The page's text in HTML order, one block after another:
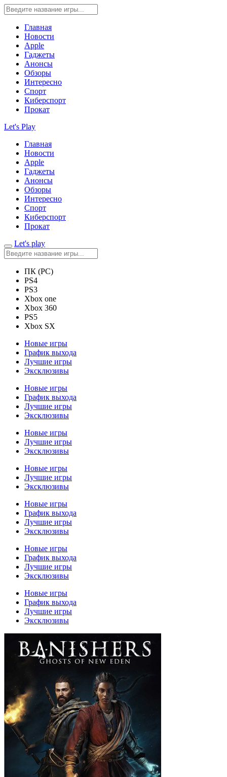
Главная
Новости
Apple
Гаджеты
Анонсы
Обзоры
Интересно
Спорт
Киберспорт
Прокат
Let's Play
Главная
Новости
Apple
Гаджеты
Анонсы
Обзоры
Интересно
Спорт
Киберспорт
Прокат
Let's play
ПК (PC)
PS4
PS3
Xbox one
Xbox 360
PS5
Xbox SX
Новые игры
График выхода
Лучшие игры
Эксклюзивы
Новые игры
График выхода
Лучшие игры
Эксклюзивы
Новые игры
Лучшие игры
Эксклюзивы
Новые игры
Лучшие игры
Эксклюзивы
Новые игры
График выхода
Лучшие игры
Эксклюзивы
Новые игры
График выхода
Лучшие игры
Эксклюзивы
Новые игры
График выхода
Лучшие игры
Эксклюзивы